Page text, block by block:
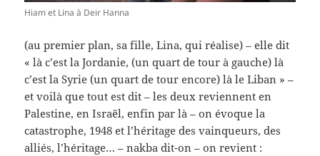
Hiam et Lina à Deir Hanna
(au premier plan, sa fille, Lina, qui réalise) – elle dit
« là c’est la Jordanie, (un quart de tour à gauche) là
c’est la Syrie (un quart de tour encore) là le Liban » –
et voilà que tout est dit – les deux reviennent en
Palestine, en Israël, enfin par là – on évoque la
catastrophe, 1948 et l’héritage des vainqueurs, des
alliés, l’héritage… – nakba dit-on – on revient :